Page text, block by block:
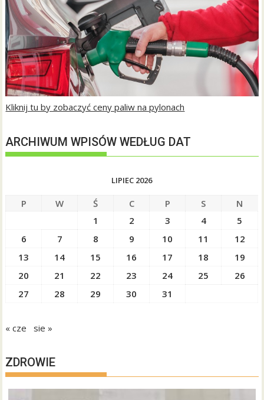
Kliknij tu by zobaczyć ceny paliw na pylonach
ARCHIWUM WPISÓW WEDŁUG DAT
LIPIEC 2026
P W Ś C P S
N
1
2 3 4
5
6
7 8 9 10 11
12
13
14 15 16 17 18
19
20
21 22 23 24 25
26
27
28 29 30 31
« cze sie »
ZDROWIE